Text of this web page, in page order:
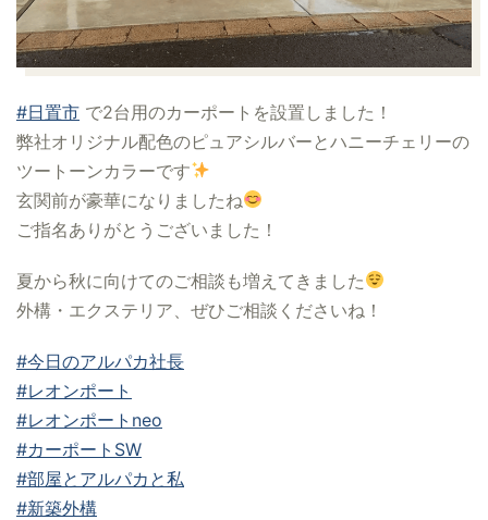
#日置市 で2台用のカーポートを設置しました！
弊社オリジナル配色のピュアシルバーとハニーチェリーの
ツートーンカラーです
玄関前が豪華になりましたね
ご指名ありがとうございました！
夏から秋に向けてのご相談も増えてきました
外構・エクステリア、ぜひご相談くださいね！
#今日のアルパカ社長
#レオンポート
#レオンポートneo
#カーポートSW
#部屋とアルパカと私
#新築外構